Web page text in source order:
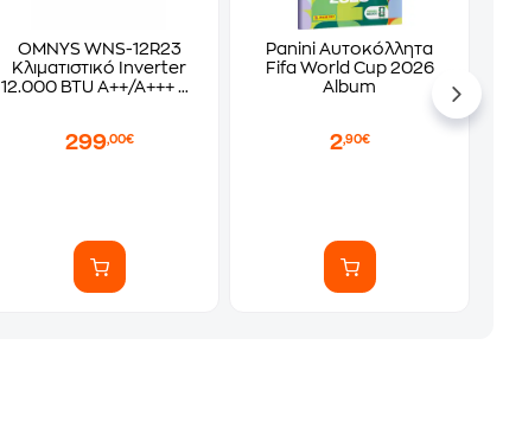
OMNYS WNS-12R23
Κλιματιστικό Inverter
12.000 BTU A++/A+++ με
299,00€
Panini Αυτοκόλλητα
Fifa World Cup 2026
Album
2,90€